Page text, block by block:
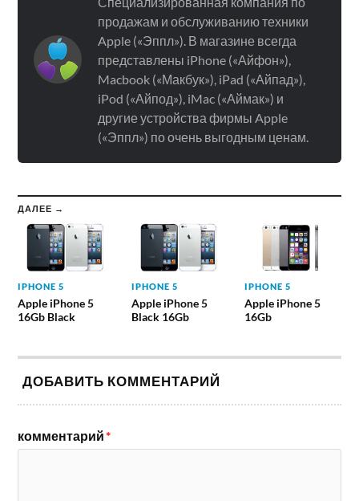
продажам и обслуживанию техники
Apple («Эппл»). В магазине всегда
представлены iPhone («Айфон»),
Macbook («Макбук»), iPad («Айпад»),
iPod («Айпод»), iMac («Аймак») и
другие устройства фирмы Apple
(«Эппл») по очень выгодным ценам.
ДАЛЕЕ →
IPHONE 5
Apple iPhone 5
16Gb Black
IPHONE 5
Apple iPhone 5
Black 16Gb
IPHONE 5
Apple iPhone 5
16Gb
ДОБАВИТЬ КОММЕНТАРИЙ
комментарий*